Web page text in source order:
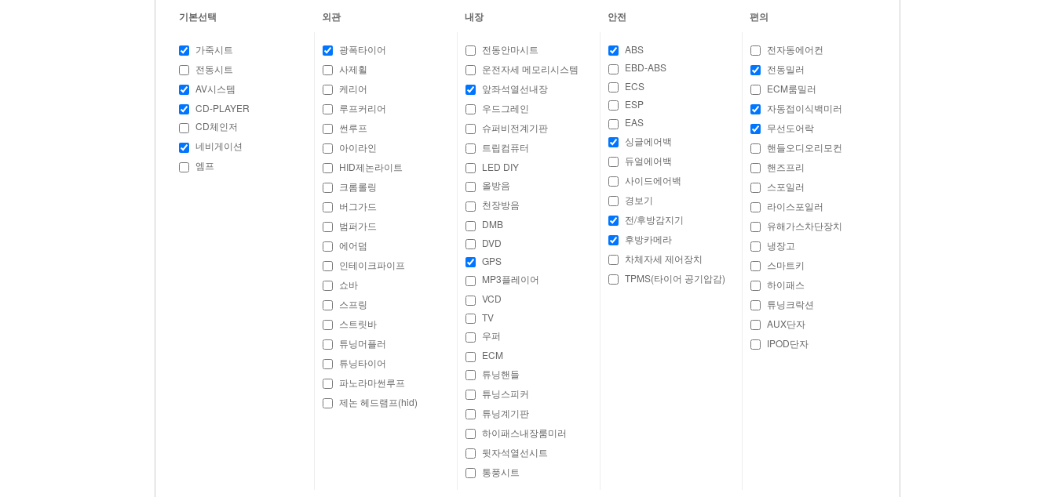
기본선택 외관 내장 안전 편의
가죽시트
전동시트
AV시스템
CD-PLAYER
CD체인저
네비게이션
엠프
광폭타이어
사제휠
케리어
루프커리어
썬루프
아이라인
HID제논라이트
크롬롤링
버그가드
범퍼가드
에어덤
인테이크파이프
쇼바
스프링
스트릿바
튜닝머플러
튜닝타이어
파노라마썬루프
제논 헤드램프(hid)
전동안마시트
운전자세 메모리시스템
앞좌석열선내장
우드그레인
슈퍼비전계기판
트립컴퓨터
LED DIY
올방음
천장방음
DMB
DVD
GPS
MP3플레이어
VCD
TV
우퍼
ECM
튜닝핸들
튜닝스피커
튜닝계기판
하이패스내장룸미러
뒷자석열선시트
통풍시트
ABS
EBD-ABS
ECS
ESP
EAS
싱글에어백
듀얼에어백
사이드에어백
경보기
전/후방감지기
후방카메라
차체자세 제어장치
TPMS(타이어 공기압감)
전자동에어컨
전동밀러
ECM룸밀러
자동접이식백미러
무선도어락
핸들오디오리모컨
핸즈프리
스포일러
라이스포일러
유해가스차단장치
냉장고
스마트키
하이패스
튜닝크락션
AUX단자
IPOD단자